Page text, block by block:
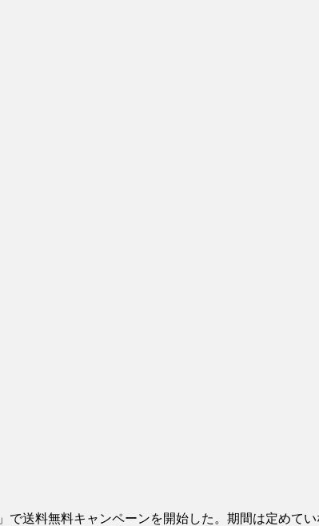
送料無料キャンペーンを開始した。期間は定めて